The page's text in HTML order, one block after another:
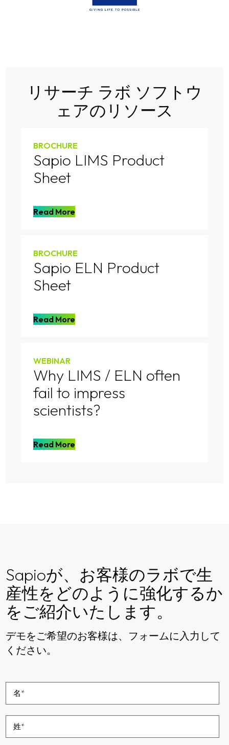
リサーチ ラボ ソフトウ
ェアのリソース
BROCHURE
Sapio LIMS Product
Sheet
Read More
BROCHURE
Sapio ELN Product
Sheet
Read More
WEBINAR
Why LIMS / ELN often
fail to impress
scientists?
Read More
Sapioが、お客様のラボで生
産性をどのように強化するか
をご紹介いたします。
デモをご希望のお客様は、フォームに入力して
ください。